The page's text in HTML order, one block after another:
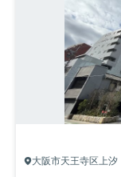
大阪市天王寺区上汐